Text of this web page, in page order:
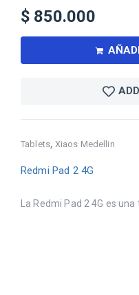
Tablets, Xiaos Medellin
Redmi Pad 2 4G
La Redmi Pad 2 4G es
$ 850.000